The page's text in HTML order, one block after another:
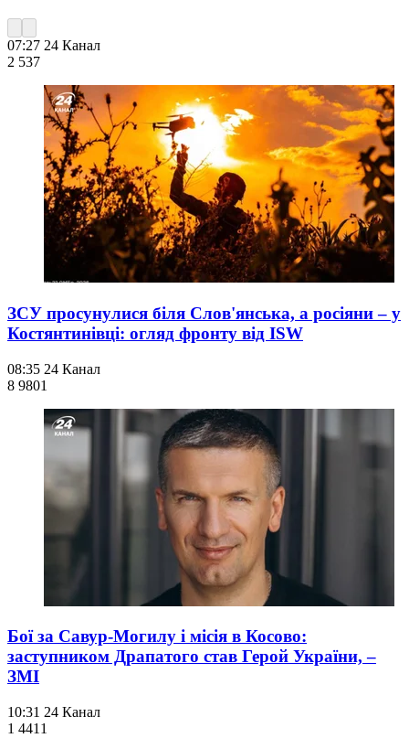
07:27 24 Канал
2 537
ЗСУ просунулися біля Слов'янська, а росіяни – у
Костянтинівці: огляд фронту від ISW
08:35 24 Канал
8 9801
Бої за Савур-Могилу і місія в Косово:
заступником Драпатого став Герой України, –
ЗМІ
10:31 24 Канал
1 441 1